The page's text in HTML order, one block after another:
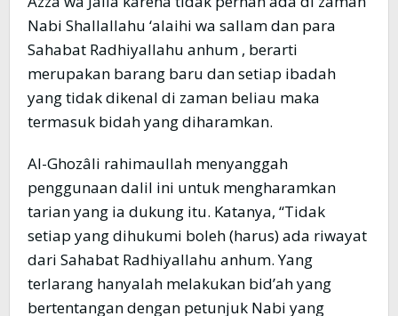
Nabi Shallallahu ‘alaihi wa sallam dan para
Sahabat Radhiyallahu anhum , berarti
merupakan barang baru dan setiap ibadah
yang tidak dikenal di zaman beliau maka
termasuk bidah yang diharamkan.
Al-Ghozâli rahimaullah menyanggah
penggunaan dalil ini untuk mengharamkan
tarian yang ia dukung itu. Katanya, “Tidak
setiap yang dihukumi boleh (harus) ada riwayat
dari Sahabat Radhiyallahu anhum. Yang
terlarang hanyalah melakukan bid’ah yang
bertentangan dengan petunjuk Nabi yang